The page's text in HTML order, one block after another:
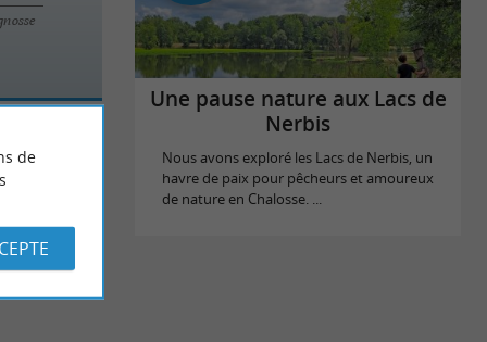
Une pause nature aux Lacs de
Nerbis
Nous avons exploré les Lacs de Nerbis, un
havre de paix pour pêcheurs et amoureux
de nature en Chalosse. ...
de